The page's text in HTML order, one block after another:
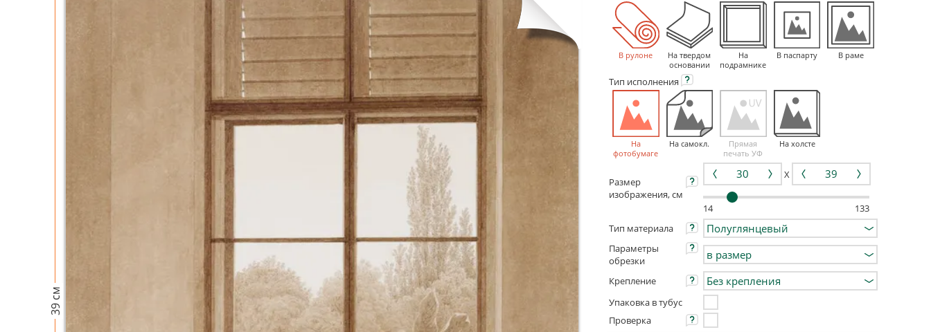
39 см
В рулоне
На твердом
основании
На
подрамнике
В паспарту В раме
Тип исполнения
На
фотобумаге
На самокл.
Прямая
печать УФ
На холсте
Размер
изображения, см
X
14
133
Тип материала
Параметры
обрезки
Крепление
Упаковка в тубус
Проверка